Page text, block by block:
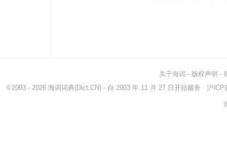
关于海词 - 版权声明 -
©2003 - 2026 海词词典(Dict.CN) - 自 2003 年 11 月 27 日开始服务 沪ICP